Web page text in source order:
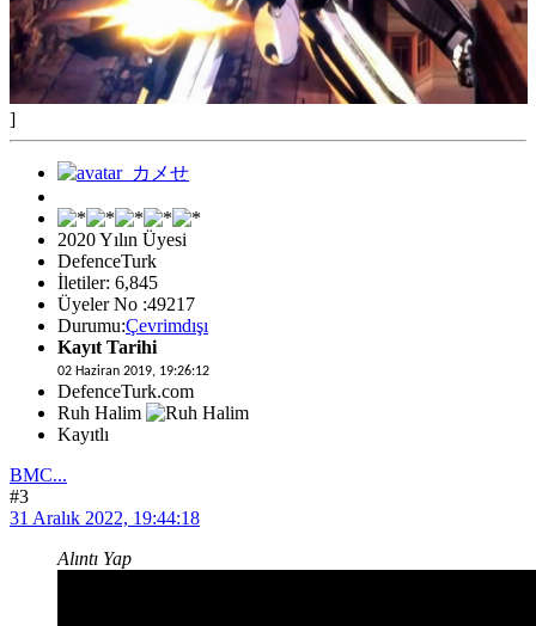
]
2020 Yılın Üyesi
DefenceTurk
İletiler: 6,845
Üyeler No :49217
Durumu:Çevrimdışı
Kayıt Tarihi
02 Haziran 2019, 19:26:12
DefenceTurk.com
Ruh Halim
Kayıtlı
BMC...
#3
31 Aralık 2022, 19:44:18
Alıntı Yap